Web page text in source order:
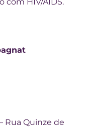
Rua Quinze de